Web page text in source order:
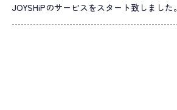
JOYSHiPのサービスをスタート致しました。